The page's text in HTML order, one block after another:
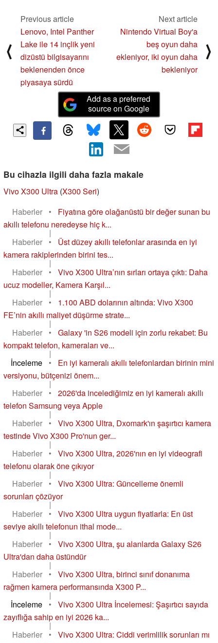
⟨
Previous article
Lenovo, Intel Panther
Lake ile 14 inçlik yeni
dizüstü bilgisayarını
beklenenden önce
piyasaya sürdü
Next article
Nintendo Virtual Boy'a
beş oyun daha
ekleniyor, iki oyun daha
bekleniyor
⟩
Add as a preferred
source on Google
Bu cihazla ilgili daha fazla makale
Vivo X300 Ultra (X300 Seri)
Haberler
•
Fiyatına göre olağanüstü bir değer sunan bu
akıllı telefonu neredeyse hiç k...
|
Haberler
•
Üst düzey akıllı telefonlar arasında en iyi
kamera rakiplerinden birini tes...
|
Haberler
•
Vivo X300 Ultra’nın sırları ortaya çıktı: Daha
ucuz modeller, Kamera Karşıl...
|
Haberler
•
1.100 ABD dolarının altında: Vivo X300
FE’nin akıllı maliyet düşürme strate...
|
Haberler
•
Galaxy 'in S26 modeli için zorlu rekabet: Bu
kompakt telefon, kameraları ve...
|
İnceleme
•
En iyi kameralı akıllı telefonlardan birinin mini
versiyonu, bütçenizi önem...
|
Haberler
•
2026'da incelediğimiz en iyi kameralı akıllı
telefon Samsung veya Apple
|
Haberler
•
Vivo X300 Ultra, Dxomark'ın şaşırtıcı kamera
testinde Vivo X300 Pro'nun ger...
|
Haberler
•
Vivo X300 Ultra, 2026'nın en iyi videografi
telefonu olarak öne çıkıyor
|
Haberler
•
Vivo X300 Ultra: Güncelleme önemli
sorunları çözüyor
|
Haberler
•
Vivo X300 Ultra uygun fiyatlarla: En üst
seviye akıllı telefonun ithal mode...
|
Haberler
•
Vivo X300 Ultra, şu alanlarda Galaxy S26
Ultra'dan daha üstündür
|
Haberler
•
Vivo X300 Ultra, birinci sınıf donanıma
rağmen kamera performansında X300 P...
|
İnceleme
•
Vivo X300 Ultra İncelemesi: Şaşırtıcı sayıda
zayıflığa sahip en iyi 2026 ka...
|
Haberler
•
Vivo X300 Ultra: Ciddi verimlilik sorunları mı